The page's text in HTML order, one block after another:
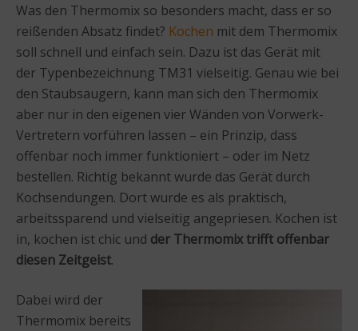
Was den Thermomix so besonders macht, dass er so
reißenden Absatz findet? Kochen mit dem Thermomix
soll schnell und einfach sein. Dazu ist das Gerät mit
der Typenbezeichnung TM31 vielseitig. Genau wie bei
den Staubsaugern, kann man sich den Thermomix
aber nur in den eigenen vier Wänden von Vorwerk-
Vertretern vorführen lassen – ein Prinzip, dass
offenbar noch immer funktioniert – oder im Netz
bestellen. Richtig bekannt wurde das Gerät durch
Kochsendungen. Dort wurde es als praktisch,
arbeitssparend und vielseitig angepriesen. Kochen ist
in, kochen ist chic und der Thermomix trifft offenbar
diesen Zeitgeist.
Dabei wird der
Thermomix bereits